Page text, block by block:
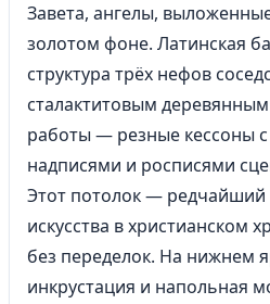
Завета, ангелы,
золотом фоне. Латинская
структура трёх нефов
сталактитовым
работы — резные кессоны
надписями и росписями
Этот потолок — редчайший
искусства в христианском
без переделок. На нижнем
инкрустация и напольная